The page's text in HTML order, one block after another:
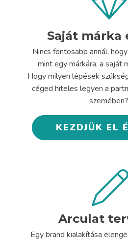
Saját márka
Nincs fontosabb annál,
mint egy márkára, a saját
Hogy milyen lépések
céged hiteles legyen a
szemében?
KEZDJÜK EL
Arculat
Egy brand kialakítása